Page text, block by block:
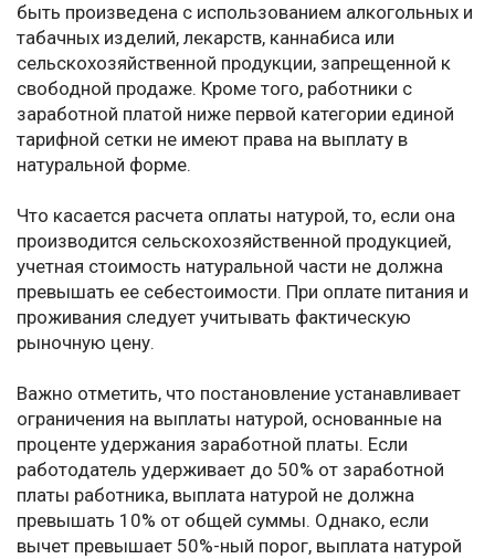
быть произведена с использованием алкогольных и
табачных изделий, лекарств, каннабиса или
сельскохозяйственной продукции, запрещенной к
свободной продаже. Кроме того, работники с
заработной платой ниже первой категории единой
тарифной сетки не имеют права на выплату в
натуральной форме.
Что касается расчета оплаты натурой, то, если она
производится сельскохозяйственной продукцией,
учетная стоимость натуральной части не должна
превышать ее себестоимости. При оплате питания и
проживания следует учитывать фактическую
рыночную цену.
Важно отметить, что постановление устанавливает
ограничения на выплаты натурой, основанные на
проценте удержания заработной платы. Если
работодатель удерживает до 50% от заработной
платы работника, выплата натурой не должна
превышать 10% от общей суммы. Однако, если
вычет превышает 50%-ный порог, выплата натурой